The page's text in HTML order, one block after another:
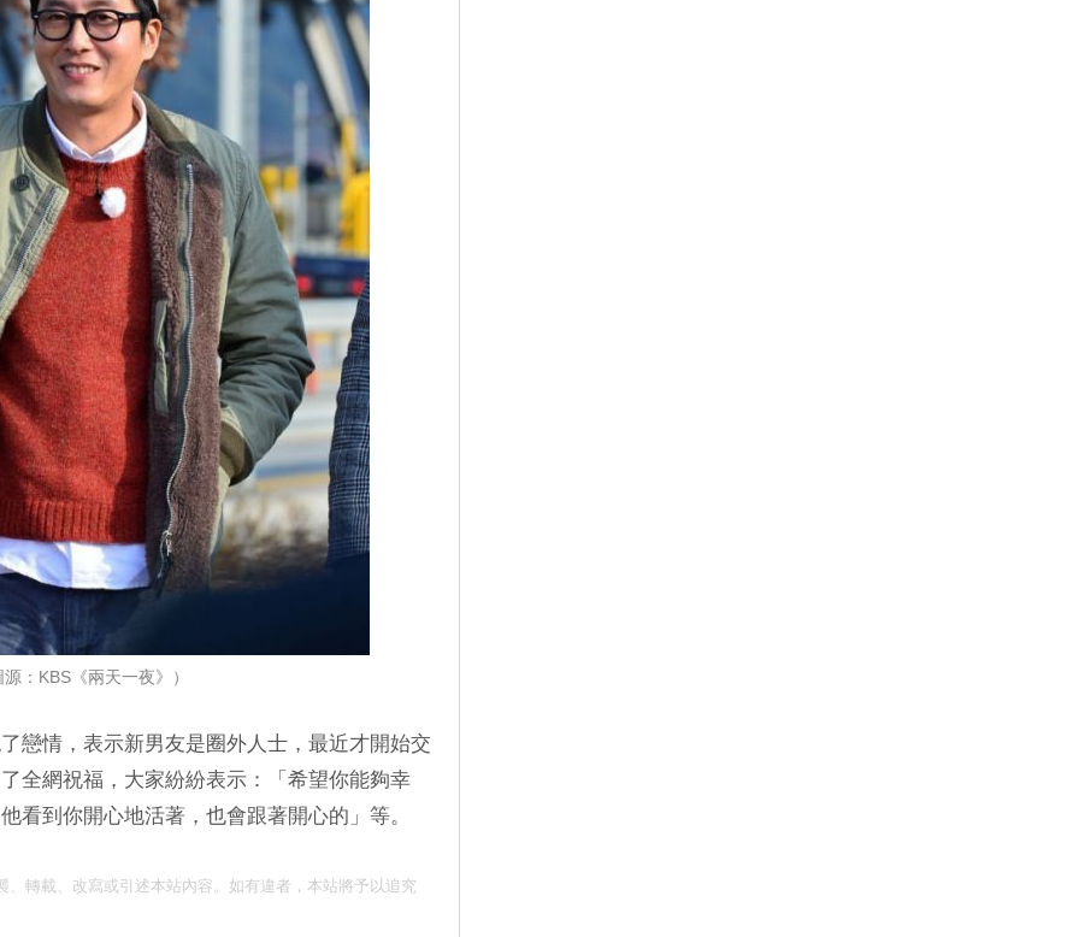
源：KBS《兩天一夜》）
戀情，表示新男友是圈外人士，最近才開始交
全網祝福，大家紛紛表示：「希望你能夠幸
看到你開心地活著，也會跟著開心的」等。
轉載、改寫或引述本站內容。如有違者，本站將予以追究